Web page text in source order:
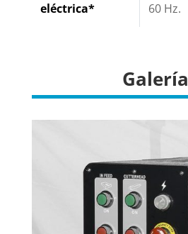
eléctrica*
60 Hz.
Galería